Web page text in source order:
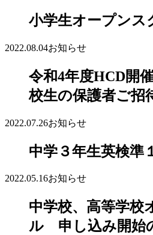
小学生オープンス
2022.08.04お知らせ
令和4年度HCD開
校生の保護者ご招
2022.07.26お知らせ
中学３年生英検準
2022.05.16お知らせ
中学校、高等学校
ル 申し込み開始